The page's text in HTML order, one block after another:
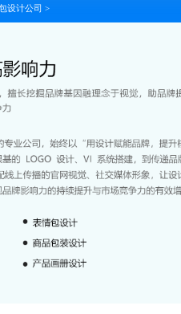
设计公司 >